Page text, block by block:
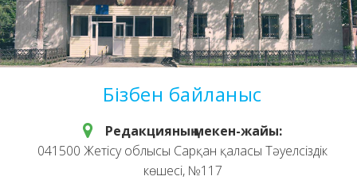
Бізбен байланыс
Редакцияның мекен-жайы:
041500 Жетісу облысы Сарқан қаласы Тәуелсіздік
көшесі, №117